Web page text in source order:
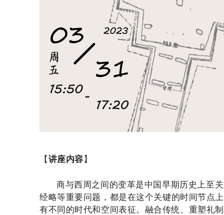
【 讲座内容 】
商与西周之间的变革是中国早期历史上至
经略等重要问题，都是在这个关键的时间节点
有不同的时代和空间表征。融合传统、重塑礼